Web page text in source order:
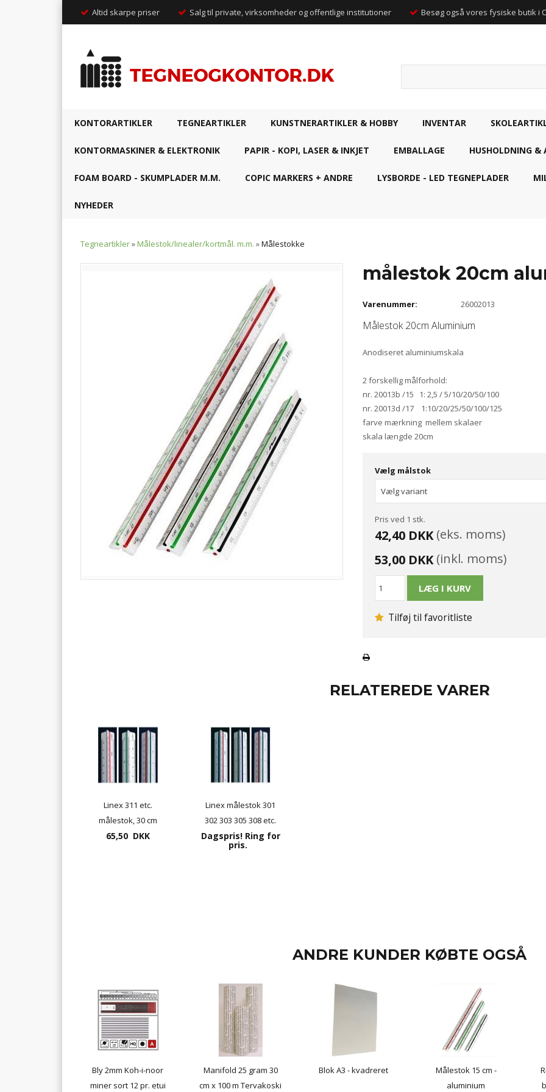
Altid skarpe priser Salg til private, virksomheder og offentlige institutioner Besøg også vores fysiske butik i
KONTORARTIKLER TEGNEARTIKLER KUNSTNERARTIKLER & HOBBY INVENTAR
KONTORMASKINER & ELEKTRONIK PAPIR - KOPI, LASER & INKJET EMBALLAGE HUSHOLDNING &
FOAM BOARD - SKUMPLADER M.M. COPIC MARKERS + ANDRE LYSBORDE - LED TEGNEPLADER
NYHEDER
Tegneartikler»Målestok/linealer/kortmål. m.m. »Målestokke
målestok 20cm
Varenummer: 26002013
Målestok 20cm Aluminium
Anodiseret aluminiumskala
2 forskellig målforhold:
nr. 20013b /15 1: 2,5 / 5/10/20/50/100
nr. 20013d /17 1:10/20/25/50/100/125
farve mærkning mellem skalaer
skala længde 20cm
Vælg målstok
Pris ved 1 stk.
42,40 DKK(eks. moms)
53,00 DKK(inkl. moms)
Tilføj til favoritliste
RELATEREDE VARER
Linex 311 etc.
målestok, 30 cm
65,50 DKK
Linex målestok 301
302 303 305 308 etc.
Dagspris! Ring for
pris.
ANDRE KUNDER KØBTE OGSÅ
Bly 2mm Koh-i-noor
miner sort 12 pr. etui
Manifold 25 gram 30
cm x 100 m Tervakoski
Blok A3 - kvadreret
Målestok 15 cm -
aluminium